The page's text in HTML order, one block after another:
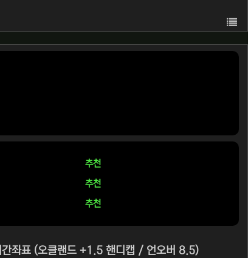
목
추천
추천
추천
좌표 (오클랜드 +1.5 핸디캡 / 언오버 8.5)